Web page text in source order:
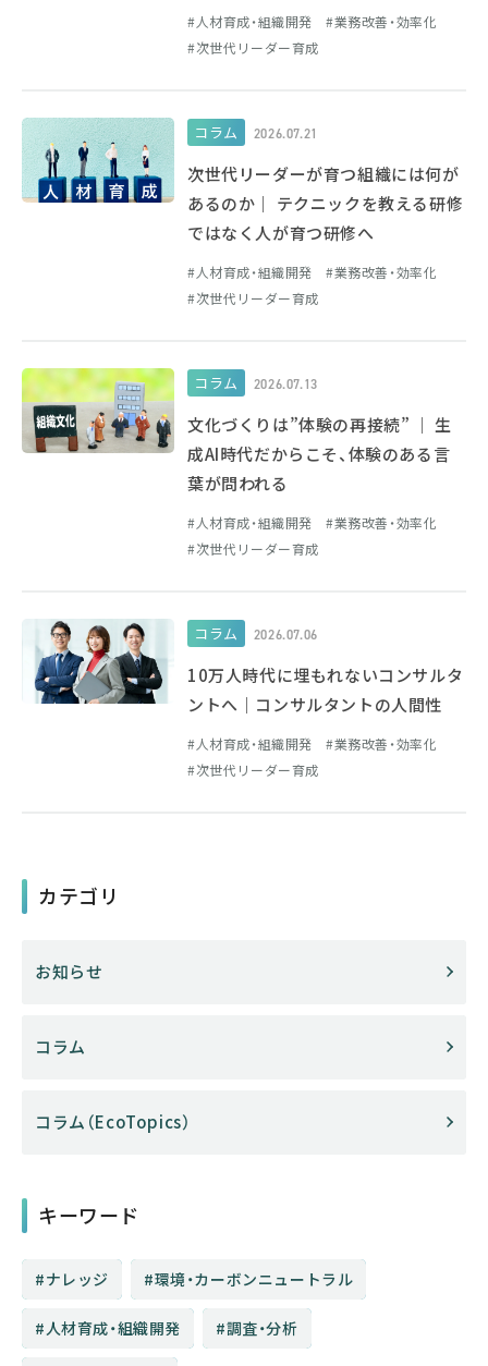
人材育成・組織開発
業務改善・効率化
次世代リーダー育成
コラム 2026.07.21
次世代リーダーが育つ組織には何が
あるのか｜ テクニックを教える研修
ではなく人が育つ研修へ
人材育成・組織開発
業務改善・効率化
次世代リーダー育成
コラム 2026.07.13
文化づくりは”体験の再接続” ｜ 生
成AI時代だからこそ、体験のある言
葉が問われる
人材育成・組織開発
業務改善・効率化
次世代リーダー育成
コラム 2026.07.06
10万人時代に埋もれないコンサルタ
ントへ｜コンサルタントの人間性
人材育成・組織開発
業務改善・効率化
次世代リーダー育成
カテゴリ
お知らせ
コラム
コラム（EcoTopics）
キーワード
ナレッジ 環境・カーボンニュートラル
人材育成・組織開発 調査・分析